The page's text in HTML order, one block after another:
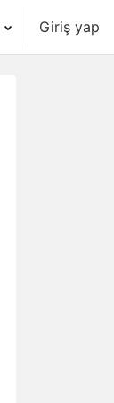
Giriş yap